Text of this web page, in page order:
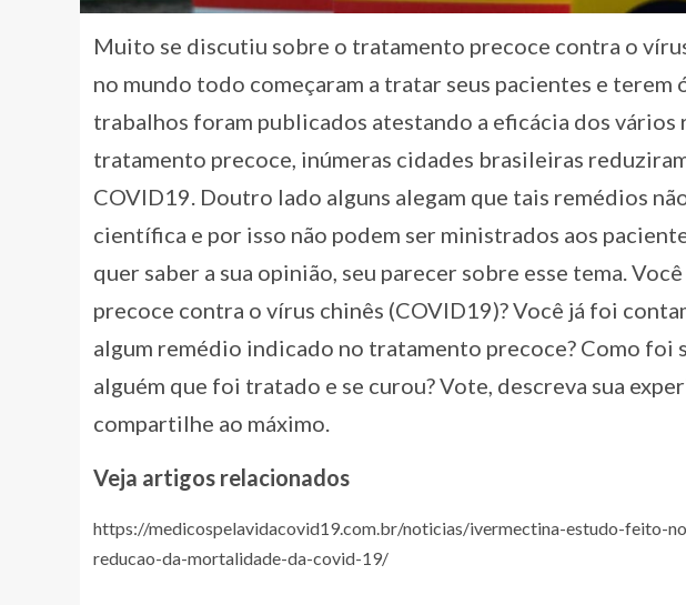
Muito se discutiu sobre o tratamento precoce contra o
no mundo todo começaram a tratar seus pacientes e
trabalhos foram publicados atestando a eficácia dos vários
tratamento precoce, inúmeras cidades brasileiras
COVID19. Doutro lado alguns alegam que tais remédios
científica e por isso não podem ser ministrados aos
quer saber a sua opinião, seu parecer sobre esse tema.
precoce contra o vírus chinês (COVID19)? Você já foi
algum remédio indicado no tratamento precoce? Como foi
alguém que foi tratado e se curou? Vote, descreva sua
compartilhe ao máximo.
Veja artigos relacionados
https://medicospelavidacovid19.com.br/noticias/ivermectina-estudo-feito-
reducao-da-mortalidade-da-covid-19/